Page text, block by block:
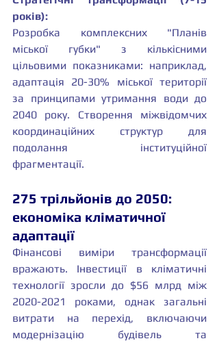
років):
Розробка комплексних "Планів
міської губки" з кількісними
цільовими показниками: наприклад,
адаптація 20-30% міської території
за принципами утримання води до
2040 року. Створення міжвідомчих
координаційних структур для
подолання інституційної
фрагментації.
275 трільйонів до 2050:
економіка кліматичної
адаптації
Фінансові виміри трансформації
вражають. Інвестиції в кліматичні
технології зросли до $56 млрд між
2020-2021 роками, однак загальні
витрати на перехід, включаючи
модернізацію будівель та